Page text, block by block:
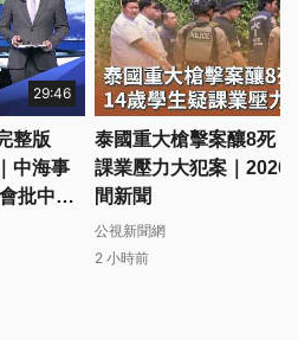
29:46
整版
中海事
批中方
泰國重大槍擊案釀8死
課業壓力大犯案｜
間新聞
公視新聞網
2 小時前